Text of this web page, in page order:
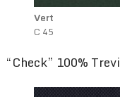
Vert
C 45
“Check” 100%